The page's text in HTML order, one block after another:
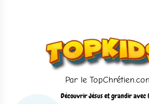
Par le
Découvrir Jésus et grandir avec